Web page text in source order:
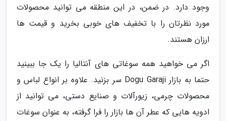
وجود دارد. در ضمن، در این منطقه می توانید محصولات
مورد نظرتان را با تخفیف های خوبی بخرید و قیمت ها
ارزان هستند.
اگر می خواهید همه سوغاتی های آنتالیا را یک جا ببینید
حتما به بازار Dogu Garaji سر بزنید. علاوه بر انواع لباس و
محصولات چرمی، زیورآلات و صنایع دستی، می توانید از
ادویه هایی که عطر آن ها بازار را فرا گرفته، به عنوان سوغات